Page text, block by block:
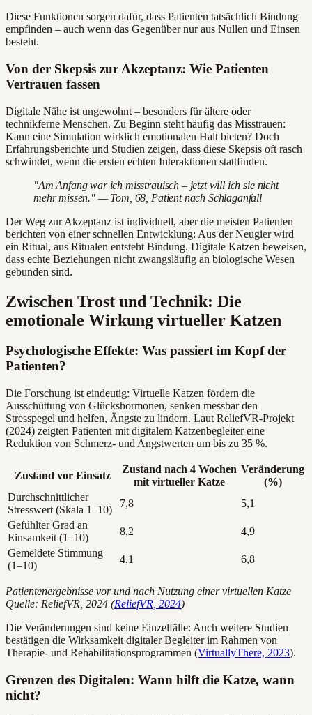
Diese Funktionen sorgen dafür, dass Patienten tatsächlich Bindung
empfinden – auch wenn das Gegenüber nur aus Nullen und Einsen
besteht.
Von der Skepsis zur Akzeptanz: Wie Patienten
Vertrauen fassen
Digitale Nähe ist ungewohnt – besonders für ältere oder
technikferne Menschen. Zu Beginn steht häufig das Misstrauen:
Kann eine Simulation wirklich emotionalen Halt bieten? Doch
Erfahrungsberichte und Studien zeigen, dass diese Skepsis oft rasch
schwindet, wenn die ersten echten Interaktionen stattfinden.
"Am Anfang war ich misstrauisch – jetzt will ich sie nicht
mehr missen." — Tom, 68, Patient nach Schlaganfall
Der Weg zur Akzeptanz ist individuell, aber die meisten Patienten
berichten von einer schnellen Entwicklung: Aus der Neugier wird
ein Ritual, aus Ritualen entsteht Bindung. Digitale Katzen beweisen,
dass echte Beziehungen nicht zwangsläufig an biologische Wesen
gebunden sind.
Zwischen Trost und Technik: Die
emotionale Wirkung virtueller Katzen
Psychologische Effekte: Was passiert im Kopf der
Patienten?
Die Forschung ist eindeutig: Virtuelle Katzen fördern die
Ausschüttung von Glückshormonen, senken messbar den
Stresspegel und helfen, Ängste zu lindern. Laut ReliefVR-Projekt
(2024) zeigten Patienten mit digitalem Katzenbegleiter eine
Reduktion von Schmerz- und Angstwerten um bis zu 35 %.
Zustand vor Einsatz
Zustand nach 4 Wochen
mit virtueller Katze
Veränderung
(%)
Durchschnittlicher
Stresswert (Skala 1–10)
7,8
5,1
Gefühlter Grad an
Einsamkeit (1–10)
8,2
4,9
Gemeldete Stimmung
(1–10)
4,1 6,8
Patientenergebnisse vor und nach Nutzung einer virtuellen Katze
Quelle: ReliefVR, 2024 (ReliefVR, 2024)
Die Veränderungen sind keine Einzelfälle: Auch weitere Studien
bestätigen die Wirksamkeit digitaler Begleiter im Rahmen von
Therapie- und Rehabilitationsprogrammen (VirtuallyThere, 2023).
Grenzen des Digitalen: Wann hilft die Katze, wann
nicht?